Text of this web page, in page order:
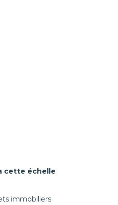
cette échelle
immobiliers